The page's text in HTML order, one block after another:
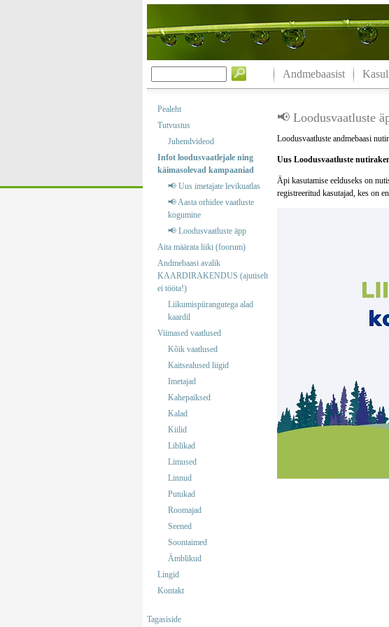
Andmebaasist
Pealeht
Tutvustus
Juhendvideod
Infot loodusvaatlejale ning
käimasolevad kampaaniad
📢 Uus imetajate levikuatlas
📢 Aasta orhidee vaatluste
kogumine
📢 Loodusvaatluste äpp
Aita määrata liiki (foorum)
Andmebaasi avalik
KAARDIRAKENDUS (ajutiselt
ei tööta!)
Liikumispiirangutega alad
kaardil
Viimased vaatlused
Kõik vaatlused
Kaitsealused liigid
Imetajad
Kahepaiksed
Kalad
Kiilid
Liblikad
Limused
Linnud
Putukad
Roomajad
Seened
Soontaimed
Ämblikud
Lingid
Kontakt
Tagasiside
📢 Loodusvaatluste
Loodusvaatluste andmebaasi
Uus Loodusvaatluste
Äpi kasutamise eelduseks on
registreeritud kasutajad, kes on